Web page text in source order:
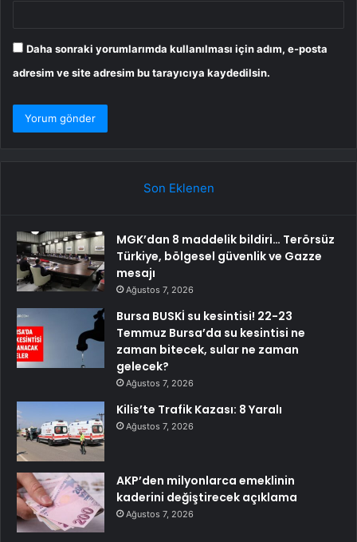
Daha sonraki yorumlarımda kullanılması için adım, e-posta
adresim ve site adresim bu tarayıcıya kaydedilsin.
Son Eklenen
MGK’dan 8 maddelik bildiri… Terörsüz
Türkiye, bölgesel güvenlik ve Gazze
mesajı
Ağustos 7, 2026
Bursa BUSKİ su kesintisi! 22-23
Temmuz Bursa’da su kesintisi ne
zaman bitecek, sular ne zaman
gelecek?
Ağustos 7, 2026
Kilis’te Trafik Kazası: 8 Yaralı
Ağustos 7, 2026
AKP’den milyonlarca emeklinin
kaderini değiştirecek açıklama
Ağustos 7, 2026